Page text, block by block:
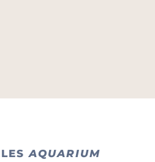
AQUARIUM